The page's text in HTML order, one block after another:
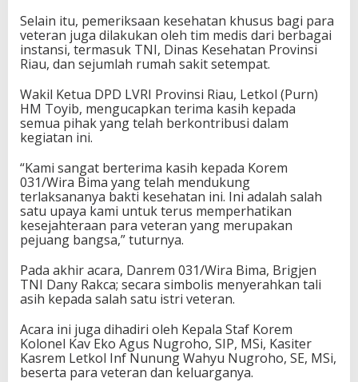
Selain itu, pemeriksaan kesehatan khusus bagi para
veteran juga dilakukan oleh tim medis dari berbagai
instansi, termasuk TNI, Dinas Kesehatan Provinsi
Riau, dan sejumlah rumah sakit setempat.
Wakil Ketua DPD LVRI Provinsi Riau, Letkol (Purn)
HM Toyib, mengucapkan terima kasih kepada
semua pihak yang telah berkontribusi dalam
kegiatan ini.
“Kami sangat berterima kasih kepada Korem
031/Wira Bima yang telah mendukung
terlaksananya bakti kesehatan ini. Ini adalah salah
satu upaya kami untuk terus memperhatikan
kesejahteraan para veteran yang merupakan
pejuang bangsa,” tuturnya.
Pada akhir acara, Danrem 031/Wira Bima, Brigjen
TNI Dany Rakca; secara simbolis menyerahkan tali
asih kepada salah satu istri veteran.
Acara ini juga dihadiri oleh Kepala Staf Korem
Kolonel Kav Eko Agus Nugroho, SIP, MSi, Kasiter
Kasrem Letkol Inf Nunung Wahyu Nugroho, SE, MSi,
beserta para veteran dan keluarganya.